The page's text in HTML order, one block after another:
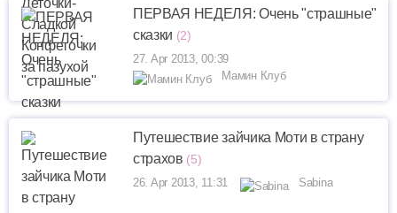
ПЕРВАЯ НЕДЕЛЯ: Очень "страшные"
сказки (2)
27. Apr 2013, 00:39
Мамин Клуб
Путешествие зайчика Моти в страну
страхов (5)
26. Apr 2013, 11:31 Sabina